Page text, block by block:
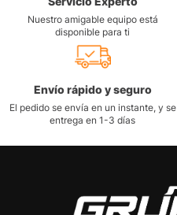
Nuestro amigable equipo está
disponible para ti
Envío rápido y seguro
El pedido se envía en un instante, y se
entrega en 1-3 días